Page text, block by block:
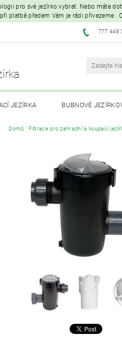
pro své jezírko vybrat. Nebo máte
platbě předem Vám je rádi přivezeme .
777 448
JEZÍRKA BUBNOVÉ
MATERIÁL UVC LAMPY A
PÉČE O RYBNÍK A KOI –
Domů Filtrace pro zahradní a koupací